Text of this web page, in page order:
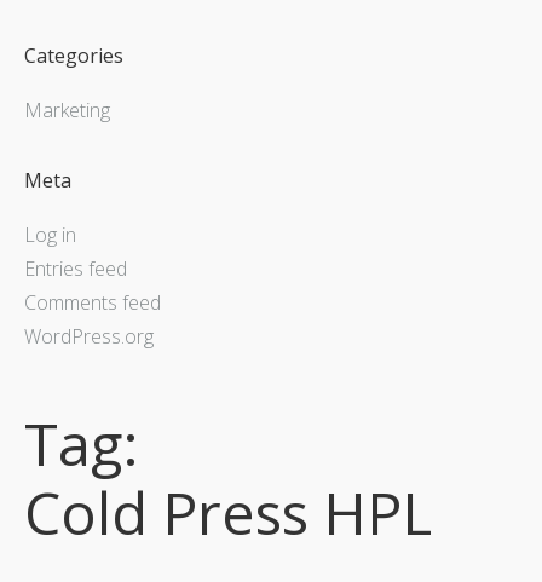
Categories
Marketing
Meta
Log in
Entries feed
Comments feed
WordPress.org
Tag:
Cold Press HPL